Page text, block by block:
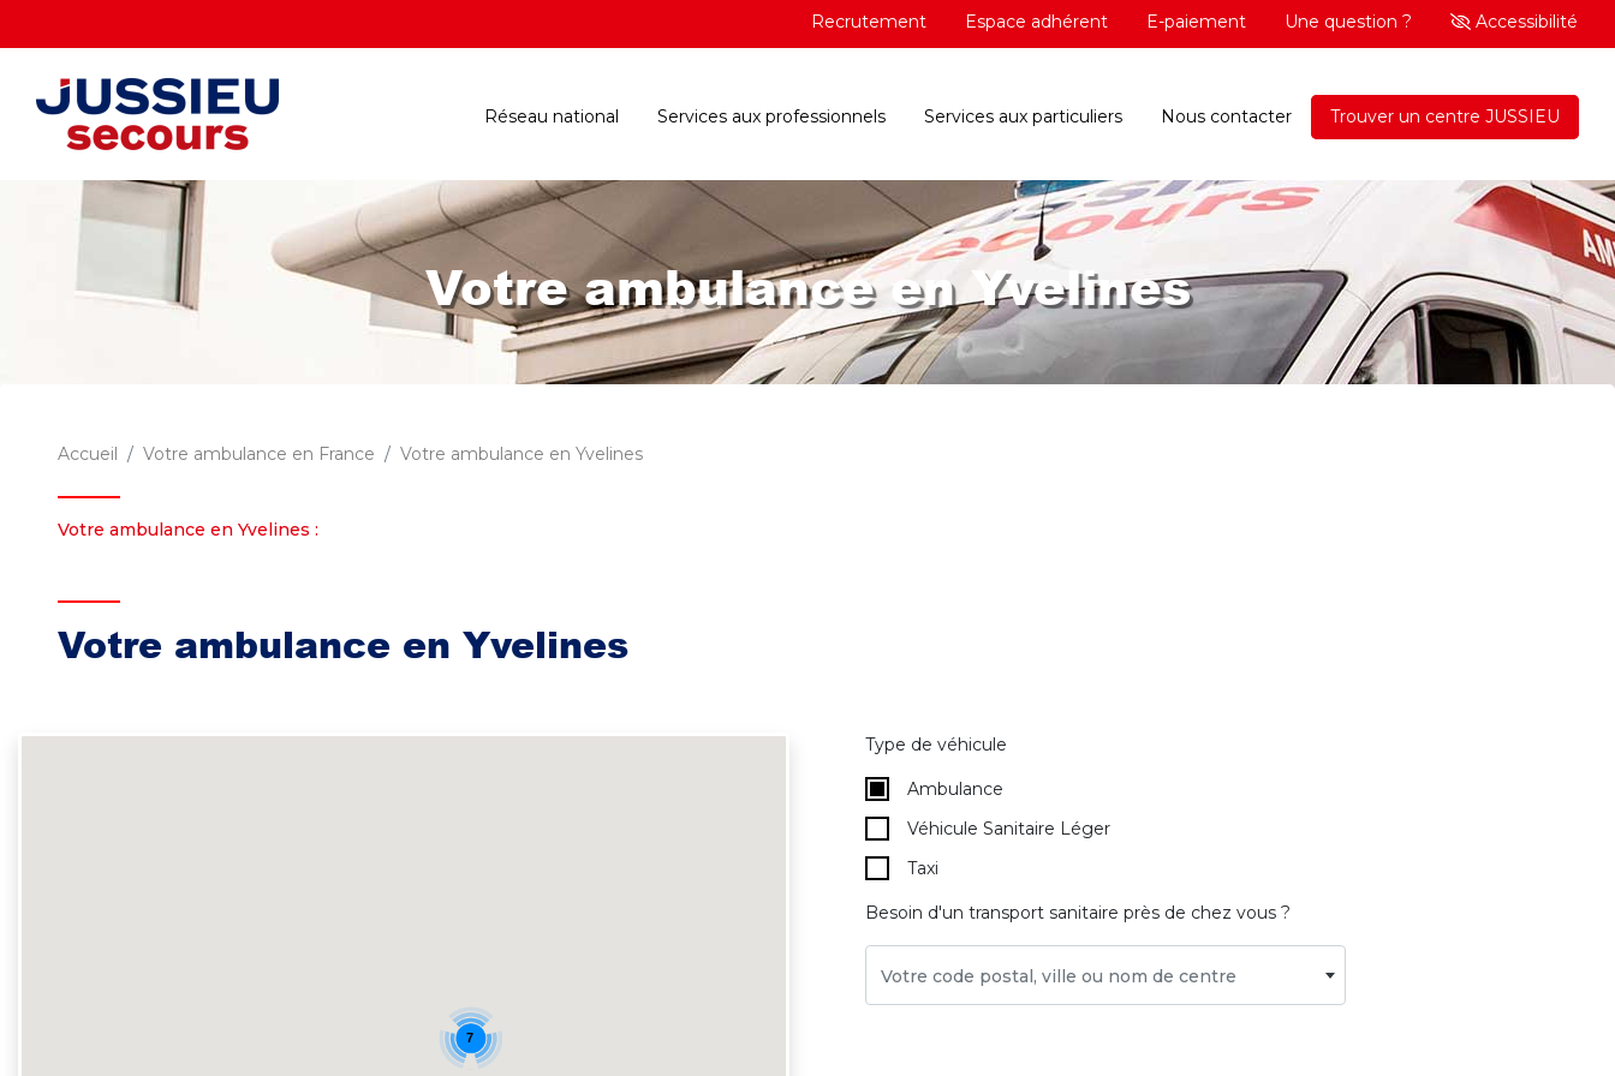
Recrutement Espace adhérent E-paiement Une question ? Accessibilité
Réseau national Services aux professionnels Services aux particuliers Nous contacter Trouver un centre JUSSIEU
Votre ambulance en Yvelines
Accueil Votre ambulance en France Votre ambulance en Yvelines
Votre ambulance en Yvelines :
Votre ambulance en Yvelines
7
Type de véhicule
Ambulance
Véhicule Sanitaire Léger
Taxi
Besoin d'un transport sanitaire près de chez vous ?
Votre code postal, ville ou nom de centre